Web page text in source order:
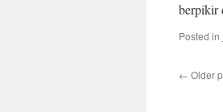
berpikir
Posted in
← Older